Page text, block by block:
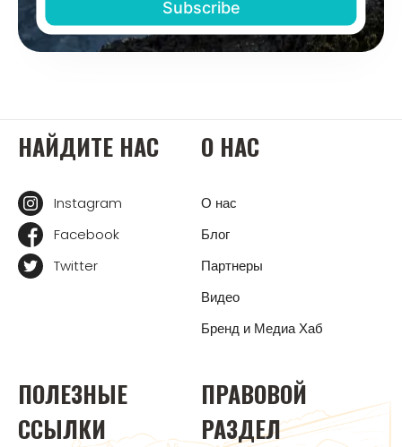
НАЙДИТЕ НАС
Instagram
Facebook
Twitter
О НАС
О нас
Блог
Партнеры
Видео
Бренд и Медиа Хаб
ПОЛЕЗНЫЕ
ССЫЛКИ
ПРАВОВОЙ
РАЗДЕЛ